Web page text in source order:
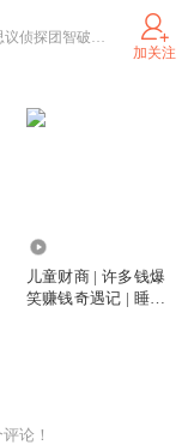
新书《杨聪探案笔记》来啦~且看不可思议侦探团智破谜案！亲爱的小侦探们，快来和杨聪一起找线索吧！
加关注
儿童财商 | 许多钱爆
笑赚钱奇遇记 | 睡前
论！